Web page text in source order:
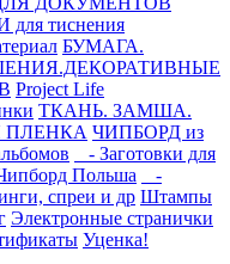
тиснения
БУМАГА.
Project Life
ТКАНЬ. ЗАМША.
ПЛЕНКА ЧИПБОРД из
- Заготовки для
Польша
-
спреи и др Штампы
Электронные странички
Уценка!